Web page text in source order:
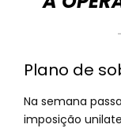
Plano de
Na semana
imposição